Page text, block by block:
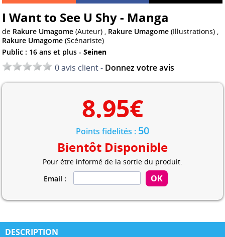
I Want to See U Shy - Manga
de Rakure Umagome (Auteur) , Rakure Umagome (Illustrations) ,
Rakure Umagome (Scénariste)
Public : 16 ans et plus -Seinen
0 avis client - Donnez votre avis
8.95€
Points fidelités : 50
Bientôt Disponible
Pour être informé de la sortie du produit.
Email :
DESCRIPTION